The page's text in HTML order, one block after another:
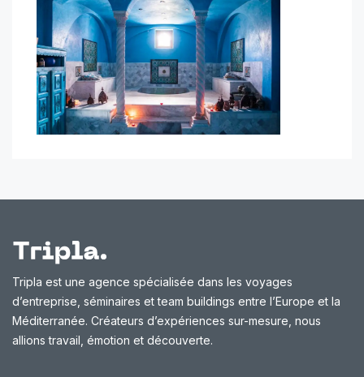
Tripla est une agence spécialisée dans les voyages
d’entreprise, séminaires et team buildings entre l’Europe et la
Méditerranée. Créateurs d’expériences sur-mesure, nous
allions travail, émotion et découverte.